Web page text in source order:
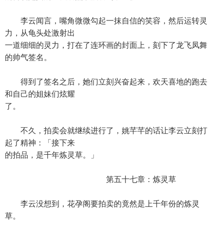
李云闻言，嘴角微微勾起一抹自信的笑容，然后运转灵
力，从龟头处激射出
一道细细的灵力，打在了连环画的封面上，刻下了龙飞凤舞
的帅气签名。
得到了签名之后，她们立刻兴奋起来，欢天喜地的跑去
和自己的姐妹们炫耀
了。
不久，拍卖会就继续进行了，姚芊芊的话让李云立刻打
起了精神：「接下来
的拍品，是千年炼灵草。」
第五十七章：炼灵草
李云没想到，花孕阁要拍卖的竟然是上千年份的炼灵
草。